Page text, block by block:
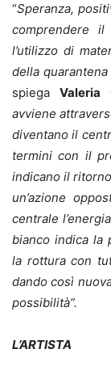
“Speranza,
comprendere
l’utilizzo di
della
spiegaValeria
avviene
diventano il
termini con il
indicano il
un’azione
centrale
bianco indica la
la rottura con
dando così
possibilità”.
L’ARTISTA